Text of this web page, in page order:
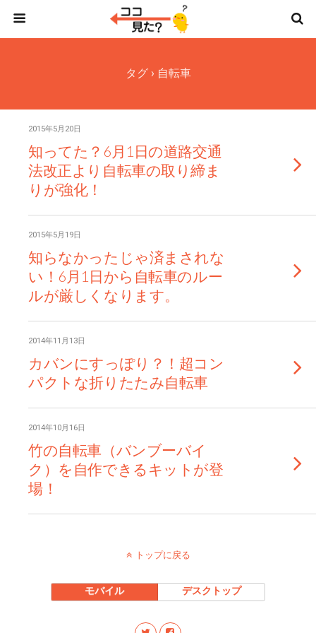
タグ › 自転車
2015年5月20日
知ってた？6月1日の道路交通
法改正より自転車の取り締ま
りが強化！
2015年5月19日
知らなかったじゃ済まされな
い！6月1日から自転車のルー
ルが厳しくなります。
2014年11月13日
カバンにすっぽり？！超コン
パクトな折りたたみ自転車
2014年10月16日
竹の自転車（バンブーバイ
ク）を自作できるキットが登
場！
トップに戻る
モバイル デスクトップ